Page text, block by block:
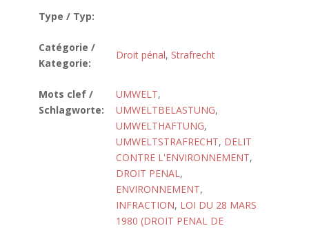
Type / Typ:
Catégorie /
Kategorie:
Droit pénal, Strafrecht
Mots clef /
Schlagworte:
UMWELT,
UMWELTBELASTUNG,
UMWELTHAFTUNG,
UMWELTSTRAFRECHT, DELIT
CONTRE L'ENVIRONNEMENT,
DROIT PENAL,
ENVIRONNEMENT,
INFRACTION, LOI DU 28 MARS
1980 (DROIT PENAL DE